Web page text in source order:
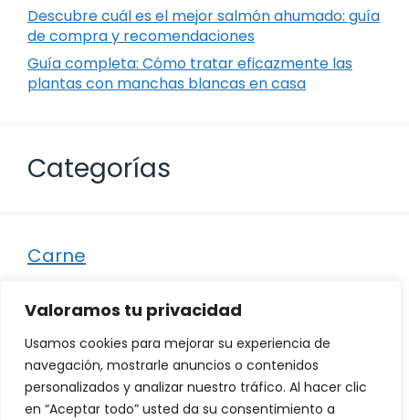
Valoramos tu privacidad
Usamos cookies para mejorar su experiencia de
navegación, mostrarle anuncios o contenidos
personalizados y analizar nuestro tráfico. Al hacer clic
en “Aceptar todo” usted da su consentimiento a
Descubre cuál es el mejor salmón ahumado: guía
de compra y recomendaciones
Guía completa: Cómo tratar eficazmente las
plantas con manchas blancas en casa
Categorías
Carne
Otro
Pescado